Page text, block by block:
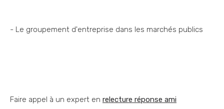
- Le groupement d'entreprise dans les marchés publics
Faire appel à un expert en relecture réponse ami